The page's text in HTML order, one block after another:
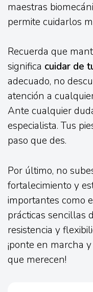
maestras
permite cuidarlos
Recuerda que
significa cuidar de
adecuado, no
atención a
Ante cualquier
especialista. Tus
paso que des.
Por último, no
fortalecimiento y
importantes como
prácticas sencillas
resistencia y
¡ponte en marcha
que merecen!